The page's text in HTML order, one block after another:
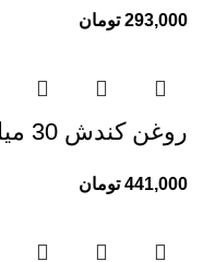
293,000 تومان
روغن کندش 30 میل
441,000 تومان